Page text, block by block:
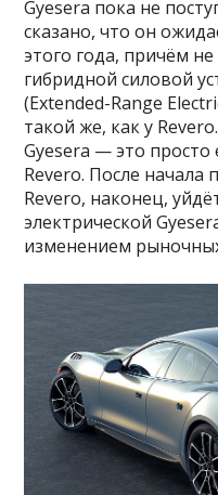
Gyesera пока не
сказано, что он
этого года, причём
гибридной силовой
(Extended-Range
такой же, как у
Gyesera — это
Revero. После начала
Revero, наконец,
электрической
изменением